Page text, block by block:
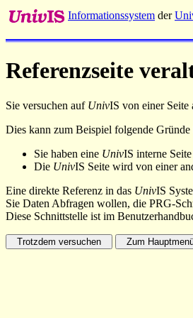
Informationssystem der
Referenzseite
Sie versuchen auf UnivIS von einer Seite
Dies kann zum Beispiel folgende Gründe
Sie haben eine UnivIS interne
Die UnivIS Seite wird von einer
Eine direkte Referenz in das UnivIS
Sie Daten Abfragen wollen, die PRG-
Diese Schnittstelle ist im